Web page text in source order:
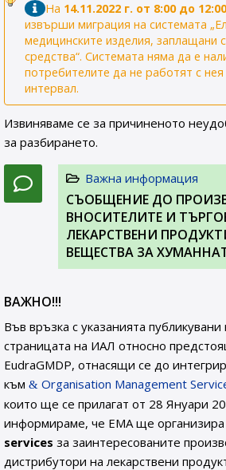
На 14.11.2022 г. от 8:00 до
извърши миграция на системата
медицинските изделия, заплащани
средства“. Системата няма да е
потребителите да не работят с
интервал.
Извиняваме се за причиненото
за разбирането.
Важна информация
СЪОБЩЕНИЕ ДО
ВНОСИТЕЛИТЕ И
ЛЕКАРСТВЕНИ
ВЕЩЕСТВА ЗА
ВАЖНО!!!
Във връзка с указанията
страницата на ИАЛ относно
EudraGMDP, отнасящи се до
към
Organisation Management
които ще се прилагат от 28 Януари
информираме, че EMA ще организира
services за заинтересованите
дистрибутори на лекарствени